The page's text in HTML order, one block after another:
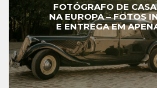
FOTÓGRAFO DE
NA EUROPA – FOTOS
E ENTREGA EM